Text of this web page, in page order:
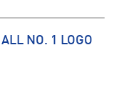
NO. 1 LOGO